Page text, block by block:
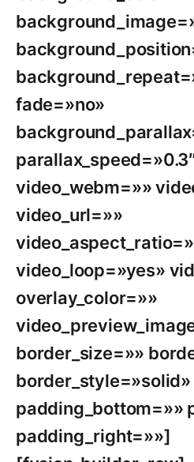
fade=»no»
video_webm=»»
video_url=»»
video_loop=»yes»
overlay_color=»»
border_size=»»
padding_bottom=»»
padding_right=»»]